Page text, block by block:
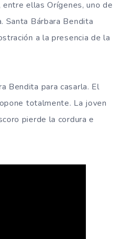
ellas Orígenes, uno de
Santa Bárbara Bendita
a la presencia de la
Bendita para casarla. El
totalmente. La joven
pierde la cordura e